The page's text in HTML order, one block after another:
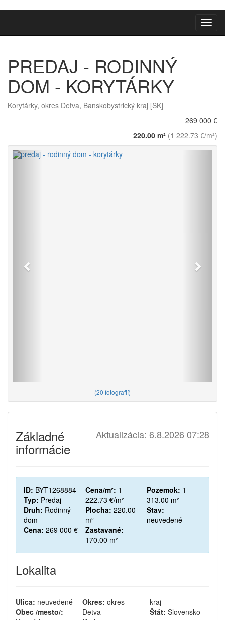
PREDAJ - RODINNÝ
DOM - KORYTÁRKY
Korytárky, okres Detva, Banskobystrický kraj [SK]
269 000 €
220.00 m² (1 222.73 €/m²)
Späť
(20 fotografií)
Aktualizácia: 6.8.2026 07:28
Základné
informácie
ID: BYT1268884
Typ: Predaj
Druh:
dom
Cena: 269 000 €
Cena/m²:
222.73 €/m²
Plocha:
m²
Zastavané:
170.00 m²
Pozemok:
313.00 m²
Stav:
neuvedené
Lokalita
Ulica: neuvedené
Obec /mesto/:
Okres: okres
Detva
kraj
Štát: Slovensko